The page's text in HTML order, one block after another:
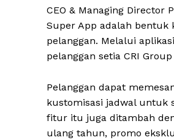
CEO & Managing Director
Super App adalah bentuk
pelanggan. Melalui
pelanggan setia CRI
Pelanggan dapat
kustomisasi jadwal untuk
fitur itu juga ditambah
ulang tahun, promo